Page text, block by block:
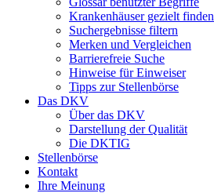
Krankenhäuser gezielt finden
Suchergebnisse filtern
Merken und Vergleichen
Barrierefreie Suche
Hinweise für Einweiser
Tipps zur Stellenbörse
Das DKV
Über das DKV
Darstellung der Qualität
Die DKTIG
Stellenbörse
Kontakt
Ihre Meinung